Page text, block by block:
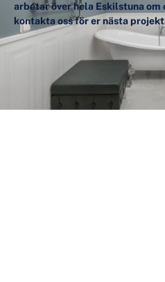
arbetar över hela Eskilstuna om
kontakta oss för er nästa